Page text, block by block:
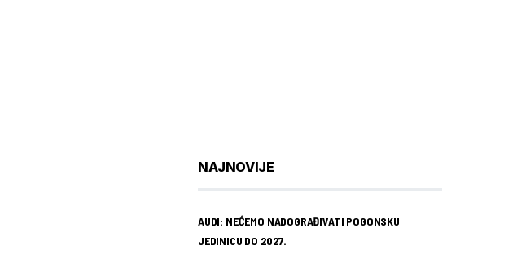
NAJNOVIJE
AUDI: NEĆEMO NADOGRAĐIVATI POGONSKU
JEDINICU DO 2027.